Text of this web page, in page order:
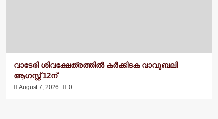
വാടേരി ശിവക്ഷേത്രത്തിൽ കർക്കിടക വാവുബലി
ആഗസ്റ്റ് 12ന്
August 7, 2026 0